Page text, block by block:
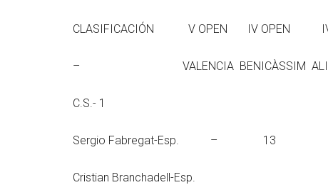
CLASIFICACIÓN V OPEN IV OPEN
– VALENCIA BENICÀSSIM ALICANTE
C.S.- 1
Sergio Fabregat-
Cristian Branchadell-Esp.